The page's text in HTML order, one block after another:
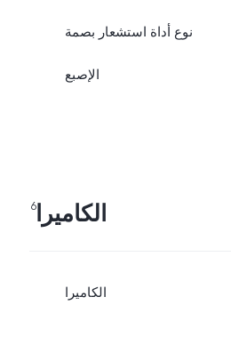
نوع أداة استشعار بصمة
الإصبع
الكاميرا6
الكاميرا